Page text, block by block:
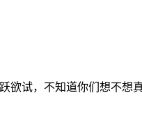
欲试，不知道你们想不想